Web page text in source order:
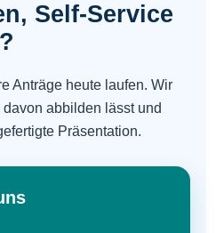
Self-Service
Anträge heute laufen. Wir
abbilden lässt und
Präsentation.